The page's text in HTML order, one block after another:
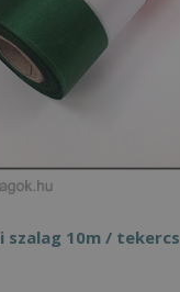
szalag 10m / tekercs